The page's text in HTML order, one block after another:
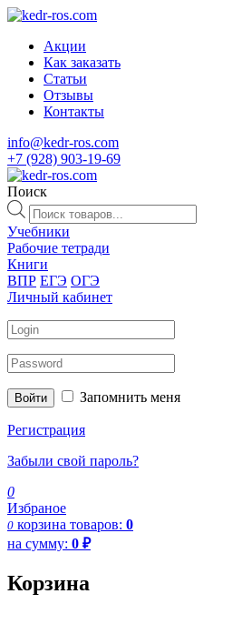
Акции
Как заказать
Статьи
Отзывы
Контакты
info@kedr-ros.com
+7 (928) 903-19-69
Поиск
Поиск
товаров
Учебники
Рабочие тетради
Книги
ВПР ЕГЭ ОГЭ
Личный кабинет
Войти Запомнить меня
Регистрация
Забыли свой пароль?
0
Избраное
0 корзина товаров: 0
на сумму: 0 ₽
Корзина